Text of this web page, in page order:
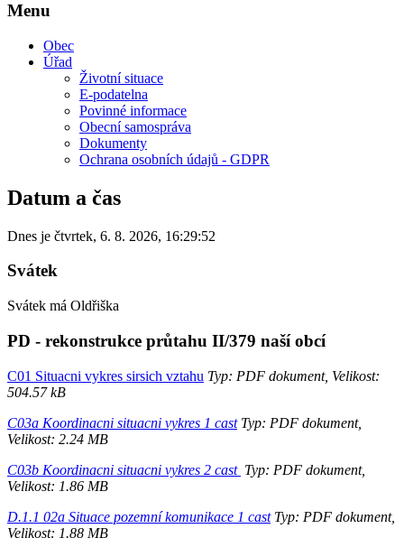
Menu
Obec
Úřad
Životní situace
E-podatelna
Povinné informace
Obecní samospráva
Dokumenty
Ochrana osobních údajů - GDPR
Datum a čas
Dnes je čtvrtek, 6. 8. 2026, 16:29:52
Svátek
Svátek má Oldřiška
PD - rekonstrukce průtahu II/379 naší obcí
C01 Situacni vykres sirsich vztahu Typ: PDF dokument, Velikost:
504.57 kB
C03a Koordinacni situacni vykres 1 castTyp: PDF dokument,
Velikost: 2.24 MB
C03b Koordinacni situacni vykres 2 cast Typ: PDF dokument,
Velikost: 1.86 MB
D.1.1 02a Situace pozemní komunikace 1 castTyp: PDF dokument,
Velikost: 1.88 MB